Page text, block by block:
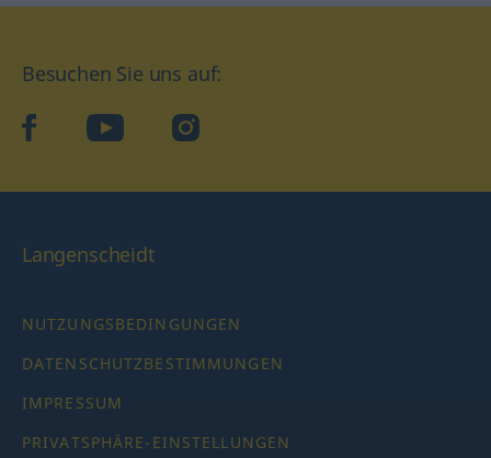
Besuchen Sie uns auf:
facebookYouTube Instagram
Langenscheidt
NUTZUNGSBEDINGUNGEN
DATENSCHUTZBESTIMMUNGEN
IMPRESSUM
PRIVATSPHÄRE-EINSTELLUNGEN